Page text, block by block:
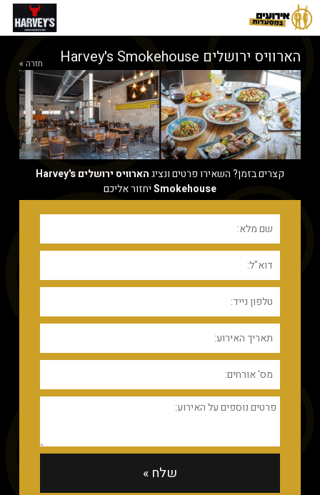
חזרה » הארוויס ירושלים Harvey's Smokehouse
קצרים בזמן? השאירו פרטים ונציג
הארוויס ירושלים Harvey's
Smokehouseיחזור אליכם